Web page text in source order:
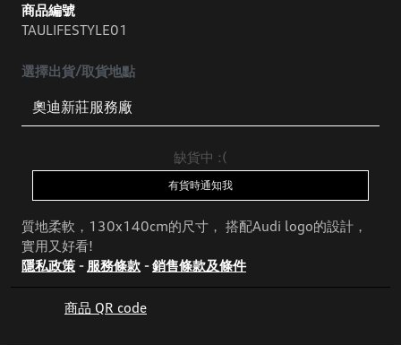
商品編號
TAULIFESTYLE01
選擇出貨/取貨地點
缺貨中 :(
有貨時通知我
質地柔軟，130x140cm的尺寸， 搭配Audi logo的設計，
實用又好看!
隱私政策 - 服務條款 -銷售條款及條件
商品 QR code